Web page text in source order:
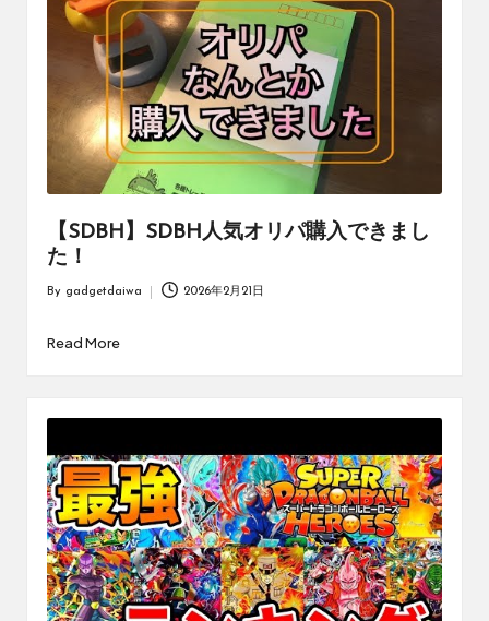
【SDBH】SDBH人気オリパ購入できまし
た！
By gadgetdaiwa 2026年2月21日
Read More